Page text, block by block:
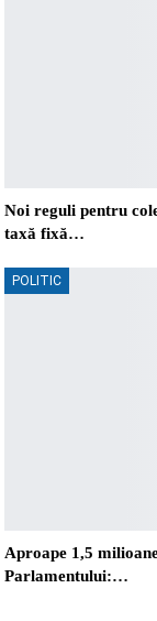
Noi reguli pentru
taxă fixă…
POLITIC
Aproape 1,5
Parlamentului:…